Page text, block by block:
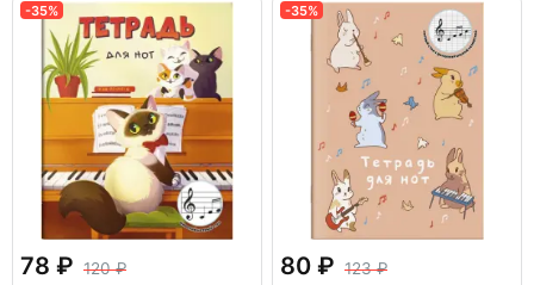
-35%
78
120
-35%
80
123